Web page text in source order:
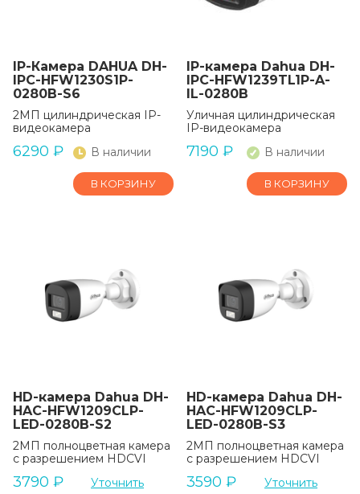
IP-Камера DAHUA DH-
IPC-HFW1230S1P-
0280B-S6
2МП цилиндрическая IP-
видеокамера
6290 ₽ В наличии
В КОРЗИНУ
IP-камера Dahua DH-
IPC-HFW1239TL1P-A-
IL-0280B
Уличная цилиндрическая
IP-видеокамера
7190 ₽ В наличии
В КОРЗИНУ
HD-камера Dahua DH-
HAC-HFW1209CLP-
LED-0280B-S2
2МП полноцветная камера
с разрешением HDCVI
3790 ₽ Уточнить
HD-камера Dahua DH-
HAC-HFW1209CLP-
LED-0280B-S3
2МП полноцветная камера
с разрешением HDCVI
3590 ₽ Уточнить